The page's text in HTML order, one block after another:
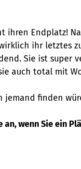
ihren Endplatz!
ihr letztes
Sie ist super
auch total mit
jemand finden
wenn Sie ein